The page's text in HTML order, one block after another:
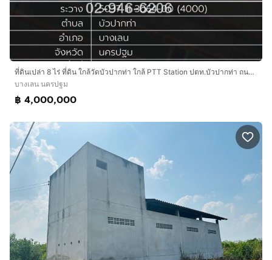
ที่ดินเปล่า 8 ไร่ ที่ดิน ใกล้วัดบัวปากท่า ใกล้ PTT Station ปตท.บัวปากท่า ถนนหมายเลข3422 บางเลน นครปฐม
บางเลน นครปฐม
฿ 4,000,000